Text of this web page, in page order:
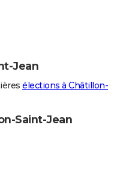
Jean
élections à Châtillon-
Saint-Jean